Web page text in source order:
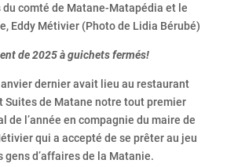
comté de Matane-Matapédia et le
Eddy Métivier (Photo de Lidia Bérubé)
de 2025 à guichets fermés!
dernier avait lieu au restaurant
Suites de Matane notre tout premier
de l’année en compagnie du maire de
qui a accepté de se prêter au jeu
gens d’affaires de la Matanie.